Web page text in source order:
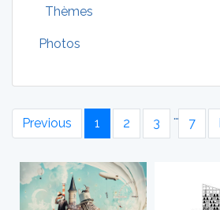
Thèmes
Photos
Previous 1 2 3
…
7